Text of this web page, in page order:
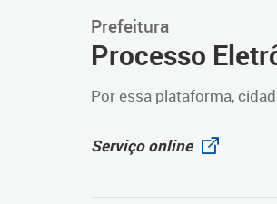
Prefeitura
Processo
Por essa plataforma,
Serviço online